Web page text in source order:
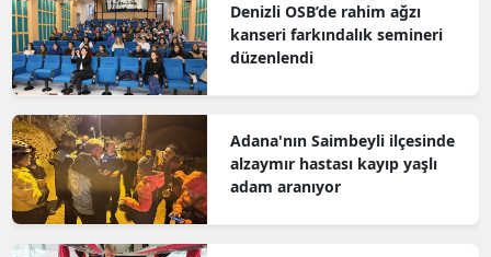
Denizli OSB’de rahim ağzı
kanseri farkındalık semineri
düzenlendi
Adana'nın Saimbeyli ilçesinde
alzaymır hastası kayıp yaşlı
adam aranıyor